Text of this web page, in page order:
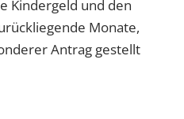
Kindergeld und den
Monate,
Antrag gestellt